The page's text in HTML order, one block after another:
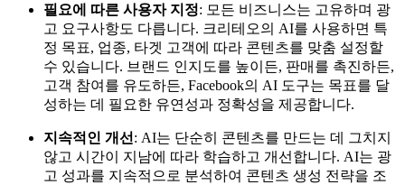
필요에 따른 사용자 지정: 모든 비즈니스는 고유하며 광
고 요구사항도 다릅니다. 크리테오의 AI를 사용하면 특
정 목표, 업종, 타겟 고객에 따라 콘텐츠를 맞춤 설정할
수 있습니다. 브랜드 인지도를 높이든, 판매를 촉진하든,
고객 참여를 유도하든, Facebook의 AI 도구는 목표를 달
성하는 데 필요한 유연성과 정확성을 제공합니다.
지속적인 개선 : AI는 단순히 콘텐츠를 만드는 데 그치지
않고 시간이 지남에 따라 학습하고 개선합니다. AI는 광
고 성과를 지속적으로 분석하여 콘텐츠 생성 전략을 조